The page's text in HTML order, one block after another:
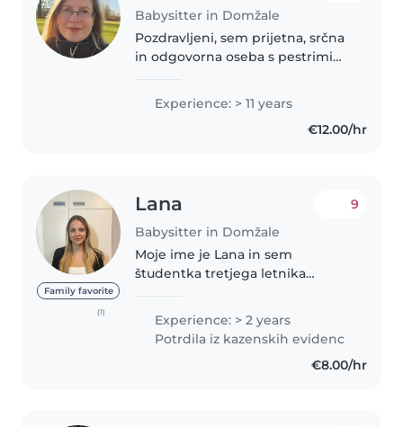
Babysitter in Domžale
Pozdravljeni, sem prijetna, srčna
in odgovorna oseba s pestrimi
Poskrbim za vaše otročke, hišo in
domače ljubljenčke. Sprehodi,
Experience: > 11 years
€12.00/hr
Family favorite
(1)
Lana
Babysitter in Domžale
9
Moje ime je Lana in sem
študentka tretjega letnika
zanesljiva, nasmejana in
ustvarjalna oseba, ki ima veliko
izkušenj pri delu z otroki. V
Experience: > 2 years
Potrdila iz kazenskih evidenc
€8.00/hr